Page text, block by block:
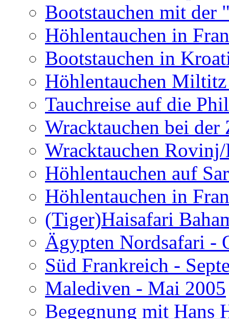
Bootstauchen mit
Höhlentauchen in
Bootstauchen in
Höhlentauchen
Tauchreise auf die
Wracktauchen bei der
Wracktauchen
Höhlentauchen auf
Höhlentauchen in
(Tiger)Haisafari
Ägypten Nordsafari -
Süd Frankreich -
Malediven - Mai 2005
Begegnung mit Hans